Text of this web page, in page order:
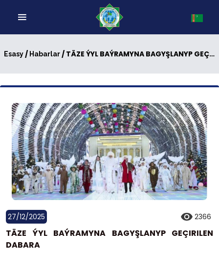
Esasy/ Habarlar/ TÄZE ÝYL BAÝRAMYNA BAGYŞLANYP GEÇIRILEN DABARA
27/12/2025 2366
TÄZE ÝYL BAÝRAMYNA BAGYŞLANYP GEÇIRILEN
DABARA